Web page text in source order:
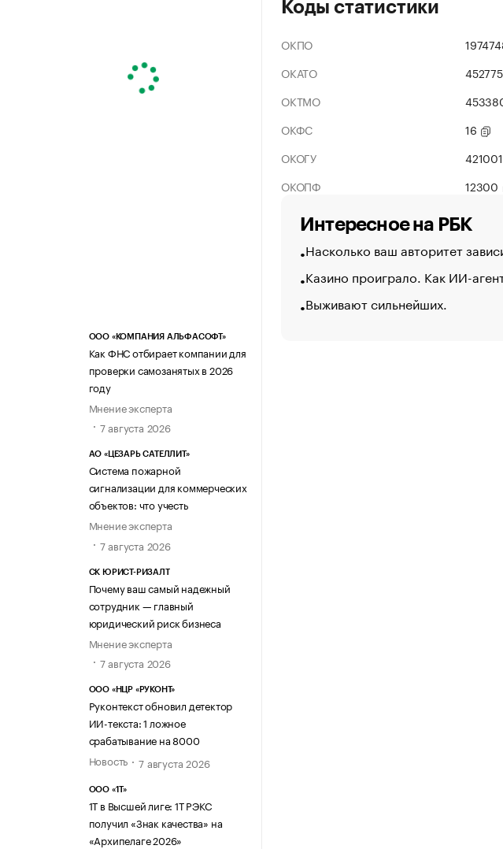
ООО «КОМПАНИЯ АЛЬФАСОФТ»
Как ФНС отбирает компании для
проверки самозанятых в 2026
году
Мнение эксперта
7 августа 2026
АО «ЦЕЗАРЬ САТЕЛЛИТ»
Система пожарной
сигнализации для коммерческих
объектов: что учесть
Мнение эксперта
7 августа 2026
СК ЮРИСТ-РИЗАЛТ
Почему ваш самый надежный
сотрудник — главный
юридический риск бизнеса
Мнение эксперта
7 августа 2026
ООО «НЦР «РУКОНТ»
Руконтекст обновил детектор
ИИ-текста: 1 ложное
срабатывание на 8000
Новость
7 августа 2026
ООО «1Т»
1Т в Высшей лиге: 1Т РЭКС
получил «Знак качества» на
«Архипелаге 2026»
Коды статистики
ОКПО
ОКАТО
ОКТМО
ОКФС
16
ОКОГУ
ОКОПФ
12300
Интересное на РБК
Насколько ваш авторитет
Казино проиграло. Как ИИ-
Выживают сильнейших.